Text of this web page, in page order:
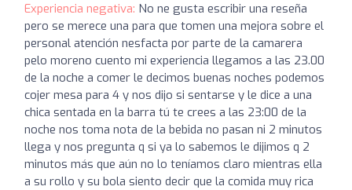
Experiencia negativa: No ne gusta escribir una reseña
pero se merece una para que tomen una mejora sobre el
personal atención nesfacta por parte de la camarera
pelo moreno cuento mi experiencia llegamos a las 23.00
de la noche a comer le decimos buenas noches podemos
cojer mesa para 4 y nos dijo si sentarse y le dice a una
chica sentada en la barra tú te crees a las 23:00 de la
noche nos toma nota de la bebida no pasan ni 2 minutos
llega y nos pregunta q si ya lo sabemos le dijimos q 2
minutos más que aún no lo teníamos claro mientras ella
a su rollo y su bola siento decir que la comida muy rica